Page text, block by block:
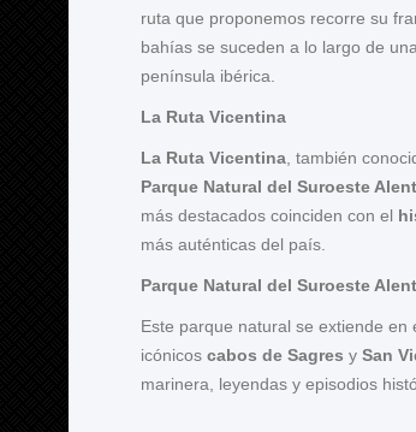
ruta que proponemos recorre su
bahías se suceden a lo largo de
península ibérica.
La Ruta Vicentina
La Ruta Vicentina , también
Parque Natural del Suroeste
más destacados coinciden con el
más auténticas del país.
Parque Natural del Suroeste
Este parque natural se extiende
icónicos cabos de Sagres y San
marinera, leyendas y episodios